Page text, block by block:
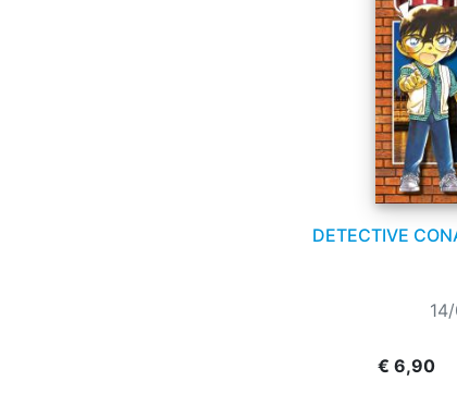
DETECTIVE
€ 6,90